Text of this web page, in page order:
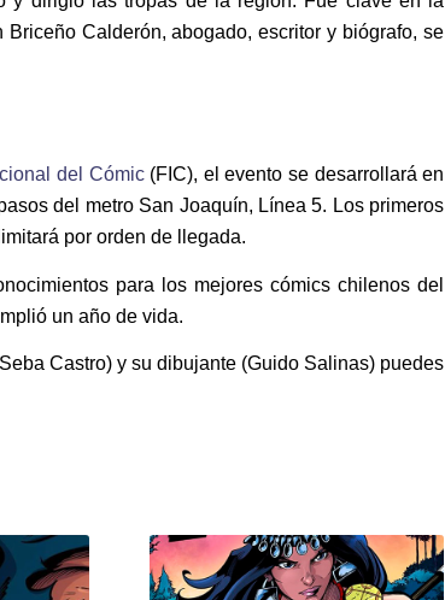
Calderón, abogado, escritor y biógrafo, se
del Cómic(FIC), el evento se desarrollará en
del metro San Joaquín, Línea 5. Los primeros
por orden de llegada.
para los mejores cómics chilenos del
un año de vida.
Castro) y su dibujante (Guido Salinas) puedes